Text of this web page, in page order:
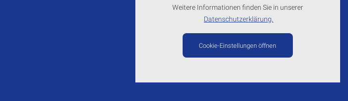
Weitere Informationen finden Sie in unserer
Datenschutzerklärung.
Cookie-Einstellungen öffnen